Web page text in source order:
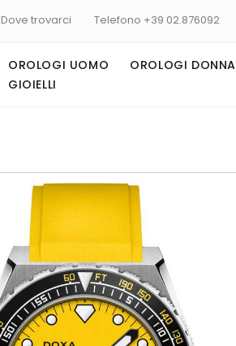
Dove trovarci Telefono +39 02.876092
OROLOGI UOMO OROLOGI DONNA
GIOIELLI